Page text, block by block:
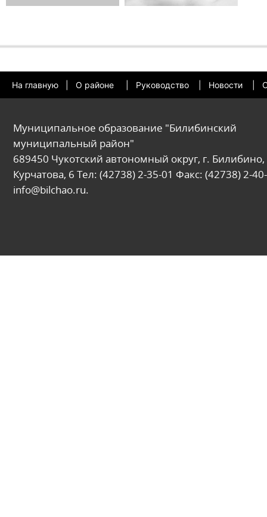
На главную О районе Руководство Новости
Муниципальное образование "Билибинский
муниципальный район"
689450 Чукотский автономный округ, г. Билибино,
Курчатова, 6 Тел: (42738) 2-35-01 Факс: (42738) 2-
info@bilchao.ru.